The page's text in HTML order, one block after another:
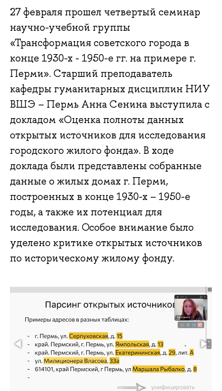
27 февраля прошел четвертый семинар
научно-учебной группы
«Трансформация советского города в
конце 1930-х - 1950-е гг. на примере г.
Перми». Старший преподаватель
кафедры гуманитарных дисциплин НИУ
ВШЭ – Пермь Анна Сенина выступила с
докладом «Оценка полноты данных
открытых источников для исследования
городского жилого фонда». В ходе
доклада были представлены собранные
данные о жилых домах г. Перми,
построенных в конце 1930-х – 1950-е
годы, а также их потенциал для
исследования. Особое внимание было
уделено критике открытых источников
по историческому жилому фонду.